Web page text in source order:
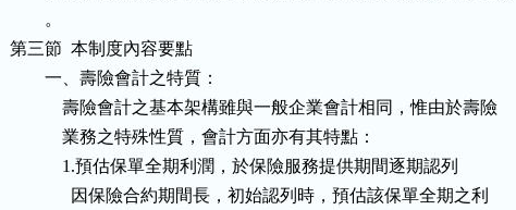
          。
  第三節  本制度內容要點
          一、壽險會計之特質：
              壽險會計之基本架構雖與一般企業會計相同，惟由於壽險
              業務之特殊性質，會計方面亦有其特點：
              1.預估保單全期利潤，於保險服務提供期間逐期認列
                因保險合約期間長，初始認列時，預估該保單全期之利